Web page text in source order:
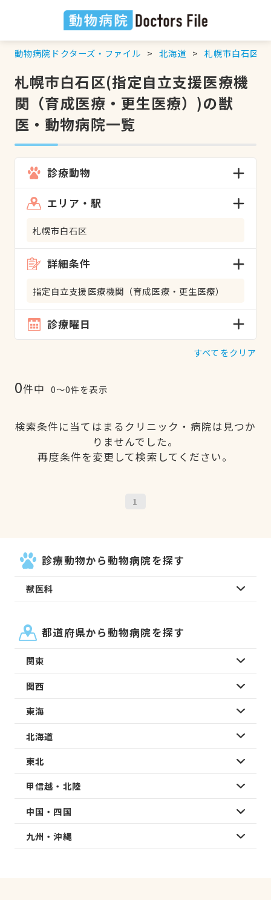
動物病院ドクターズ・ファイル 北海道 札幌市白石区
札幌市白石区(指定自立支援医療機
関（育成医療・更生医療）)の獣
医・動物病院一覧
診療動物
エリア・駅
札幌市白石区
詳細条件
指定自立支援医療機関（育成医療・更生医療）
診療曜日
すべてをクリア
0件中 0〜0件を表示
検索条件に当てはまるクリニック・病院は見つか
りませんでした。
再度条件を変更して検索してください。
1
診療動物から動物病院を探す
獣医科
都道府県から動物病院を探す
関東
関西
東海
北海道
東北
甲信越・北陸
中国・四国
九州・沖縄